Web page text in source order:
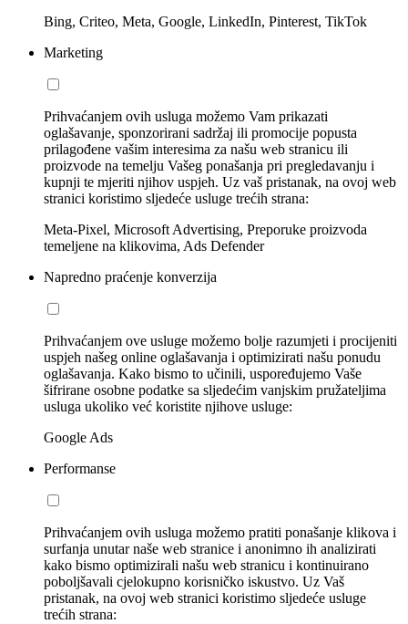
Bing, Criteo, Meta, Google, LinkedIn, Pinterest, TikTok
Marketing
Prihvaćanjem ovih usluga možemo Vam prikazati
oglašavanje, sponzorirani sadržaj ili promocije popusta
prilagođene vašim interesima za našu web stranicu ili
proizvode na temelju Vašeg ponašanja pri pregledavanju i
kupnji te mjeriti njihov uspjeh. Uz vaš pristanak, na ovoj web
stranici koristimo sljedeće usluge trećih strana:
Meta-Pixel, Microsoft Advertising, Preporuke proizvoda
temeljene na klikovima, Ads Defender
Napredno praćenje konverzija
Prihvaćanjem ove usluge možemo bolje razumjeti i procijeniti
uspjeh našeg online oglašavanja i optimizirati našu ponudu
oglašavanja. Kako bismo to učinili, uspoređujemo Vaše
šifrirane osobne podatke sa sljedećim vanjskim pružateljima
usluga ukoliko već koristite njihove usluge:
Google Ads
Performanse
Prihvaćanjem ovih usluga možemo pratiti ponašanje klikova i
surfanja unutar naše web stranice i anonimno ih analizirati
kako bismo optimizirali našu web stranicu i kontinuirano
poboljšavali cjelokupno korisničko iskustvo. Uz Vaš
pristanak, na ovoj web stranici koristimo sljedeće usluge
trećih strana: